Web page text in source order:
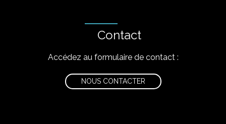
Contact
Accédez au formulaire de contact :
NOUS CONTACTER